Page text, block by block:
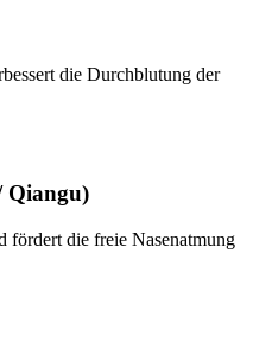
die Durchblutung der
Qiangu)
fördert die freie Nasenatmung